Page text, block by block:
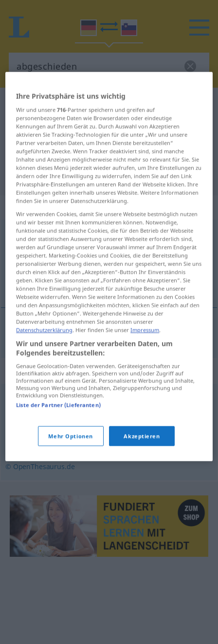
Deutsch-Slowenisch Wörterbuch
Deutsch-Slowenisch Übersetzung
für "abgeschieden"
"abgeschieden" Slowenisch
Übersetzung
„abgeschieden“
abgeschieden
Übersicht aller Übersetzungen
(Für mehr Details die Übersetzung anklicken/antippen)
odmáknjen, samôten
odmáknjen,samôten abgeschieden
Synonyme für "abgeschieden"
öde,außerhalb,abgelegen
verlassen,unbewohnt,öde menschenleer
© OpenThesaurus.de
Ihre Privatsphäre ist uns wichtig
Wir und unsere716-Partner speichern und greifen auf
personenbezogene Daten wie Browserdaten oder eindeutige
Kennungen auf Ihrem Gerät zu. Durch Auswahl von Akzeptieren
aktivieren Sie Tracking-Technologien für die unter „Wir und unsere
Partner verarbeiten Daten, um Ihnen Dienste bereitzustellen“
aufgeführten Zwecke. Wenn Tracker deaktiviert sind, sind manche
Inhalte und Anzeigen möglicherweise nicht mehr so relevant für Sie. Sie
können dieses Menü jederzeit wieder aufrufen, um Ihre Einstellungen zu
ändern oder Ihre Einwilligung zu widerrufen, indem Sie auf den Link
Privatsphäre-Einstellungen am unteren Rand der Webseite klicken. Ihre
Einstellungen gelten innerhalb unseres Website. Weitere Informationen
finden Sie in unserer Datenschutzerklärung.
Wir verwenden Cookies, damit Sie unsere Webseite bestmöglich nutzen
und wir besser mit Ihnen kommunizieren können. Notwendige,
funktionale und statistische Cookies, die für den Betrieb der Webseite
und der statistischen Auswertung unserer Webseite erforderlich sind,
werden auf Grundlage unserer Vorauswahl immer auf Ihrem Endgerät
gespeichert. Marketing-Cookies und Cookies, die der Bereitstellung
personalisierter Werbung dienen, werden nur gespeichert, wenn Sie uns
durch einen Klick auf den „Akzeptieren“-Button Ihr Einverständnis
geben. Klicken Sie ansonsten auf „Fortfahren ohne Akzeptieren“. Sie
können Ihre Einwilligung jederzeit für zukünftige Besuche unserer
Webseite widerrufen. Wenn Sie weitere Informationen zu den Cookies
und den Anpassungsmöglichkeiten möchten, klicken Sie einfach auf den
Button „Mehr Optionen“. Weitergehende Hinweise zu der
Datenverarbeitung entnehmen Sie ansonsten unserer
Datenschutzerklärung. Hier finden Sie unserImpressum.
Wir und unsere Partner verarbeiten Daten, um
Folgendes bereitzustellen:
Genaue Geolocation-Daten verwenden. Geräteeigenschaften zur
Identifikation aktiv abfragen. Speichern von und/oder Zugriff auf
Informationen auf einem Gerät. Personalisierte Werbung und Inhalte,
Messung von Werbung und Inhalten, Zielgruppenforschung und
Entwicklung von Dienstleistungen.
Liste der Partner (Lieferanten)
Mehr Optionen Akzeptieren